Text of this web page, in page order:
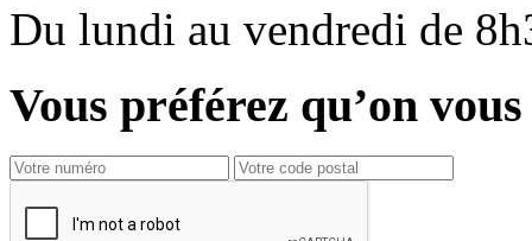
Du lundi au vendredi de
Vous préférez qu’on